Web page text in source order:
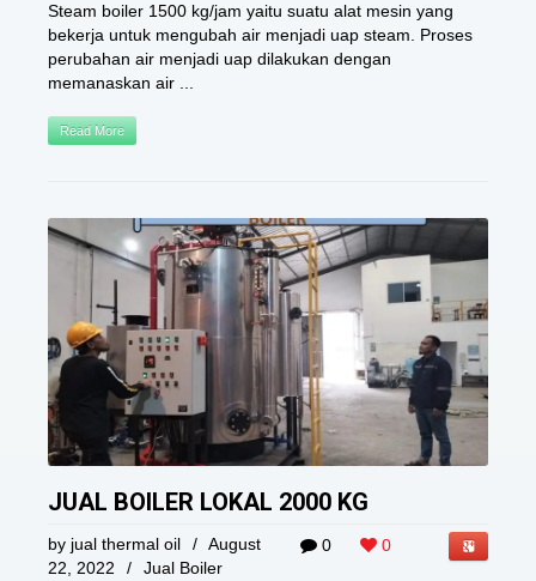
Steam boiler 1500 kg/jam yaitu suatu alat mesin yang
bekerja untuk mengubah air menjadi uap steam. Proses
perubahan air menjadi uap dilakukan dengan
memanaskan air ...
Read More
JUAL BOILER LOKAL 2000 KG
0 0
by jual thermal oil / August
22, 2022
/
Jual Boiler